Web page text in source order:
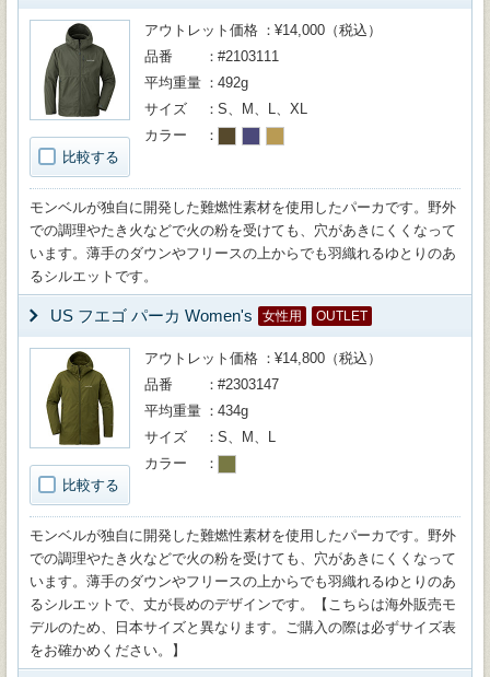
比較する
アウトレット価格
¥14,000（税込）
品番
#2103111
平均重量
492g
サイズ
S、M、L、XL
カラー
モンベルが独自に開発した難燃性素材を使用したパーカです。野外
での調理やたき火などで火の粉を受けても、穴があきにくくなって
います。薄手のダウンやフリースの上からでも羽織れるゆとりのあ
るシルエットです。
US フエゴ パーカ Women's 女性用 OUTLET
比較する
アウトレット価格
¥14,800（税込）
品番
#2303147
平均重量
434g
サイズ
S、M、L
カラー
モンベルが独自に開発した難燃性素材を使用したパーカです。野外
での調理やたき火などで火の粉を受けても、穴があきにくくなって
います。薄手のダウンやフリースの上からでも羽織れるゆとりのあ
るシルエットで、丈が長めのデザインです。【こちらは海外販売モ
デルのため、日本サイズと異なります。ご購入の際は必ずサイズ表
をお確かめください。】